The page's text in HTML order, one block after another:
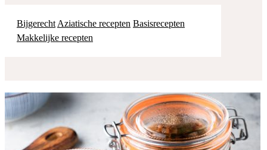
Bijgerecht Aziatische recepten Basisrecepten
Makkelijke recepten